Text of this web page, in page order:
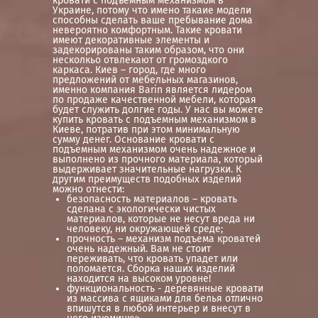
Украине, потому что имено такаие модели
способны сделать ваше пребывание дома
невероятно комфортным. Такие кровати
имеют декоративные элементы и
задекорированы таким образом, что они
несколкьо отвлекают от громоздкого
каркаса. Киев – город, где много
предложений от мебельных магазинов,
именно компания Barin является лидером
по продаже качественной мебели, которая
будет служить долгие годы. У нас вы можете
купить кровать с подъемным механизмом в
Киеве, потратив при этом минимальную
сумму денег. Основание кровати с
подъемным механизмом очень надежное и
выполнено из прочного материала, который
выдерживает значительные нагрузки. К
другим преимуществ подобных изделий
можно отнести:
безопасность материалов – кровать
сделана с экологически чистых
материалов, которые не несут вреда ни
человеку, ни окружающей среде;
прочность – механизм подъема кроватей
очень надежный. Вам не стоит
переживать, что кровать упадет или
поломается. Сборка наших изделий
находится на высоком уровне!
функциональность - деревянные кровати
из массива с ящиками для белья отлично
впишутся в любой интерьер и внесут в